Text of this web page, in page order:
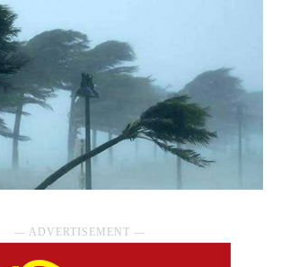
― ADVERTISEMENT ―